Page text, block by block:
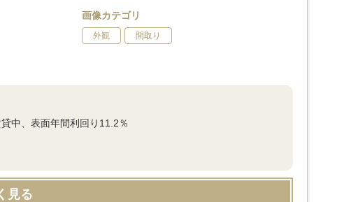
画像カテゴリ
外観 間取り
中、表面年間利回り11.2％
見る